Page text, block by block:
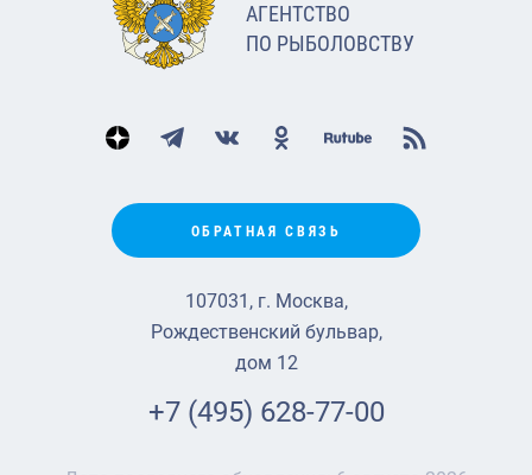
АГЕНТСТВО
ПО РЫБОЛОВСТВУ
ОБРАТНАЯ СВЯЗЬ
107031, г. Москва,
Рождественский бульвар,
дом 12
+7 (495) 628-77-00